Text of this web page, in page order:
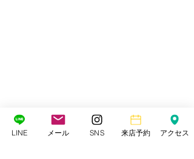
LINE メール SNS 来店予約 アクセス